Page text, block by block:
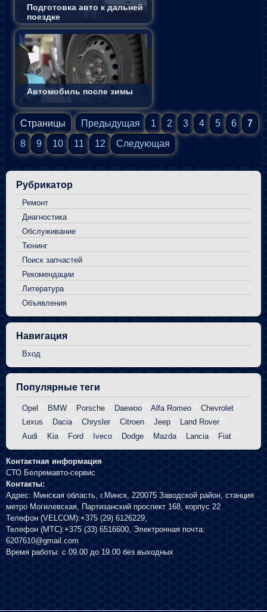
Подготовка авто к дальней
поездке
Автомобиль после зимы
Страницы Предыдущая 1 2 3 4 5 6
7
8
9 10 11 12 Следующая
Рубрикатор
Ремонт
Диагностика
Обслуживание
Тюнинг
Поиск запчастей
Рекомендации
Литература
Объявления
Навигация
Вход
Популярные теги
Opel BMW48 Porsche Daewoo Alfa Romeo Chevrolet
Lexus Dacia Chrysler47 Citroen Jeep Land Rover47
Audi Kia Ford Iveco Dodge Mazda Lancia Fiat
Контактная информация
СТО Белремавто-сервис
Контакты:
Адрес: Минская область, г.Минск 220075 Заводской район, станция
метро Могилевская, Партизанский проспект 168, корпус 22
Телефон (VELCOM):+375 (29) 6126229
Телефон (МТС):+375 (33) 6516600 , Электронная почта:
6207610@gmail.com
Время работы: с 09.00 до 19.00 без выходных